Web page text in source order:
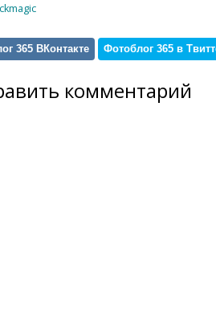
365 ВКонтакте Фотоблог 365 в
комментарий